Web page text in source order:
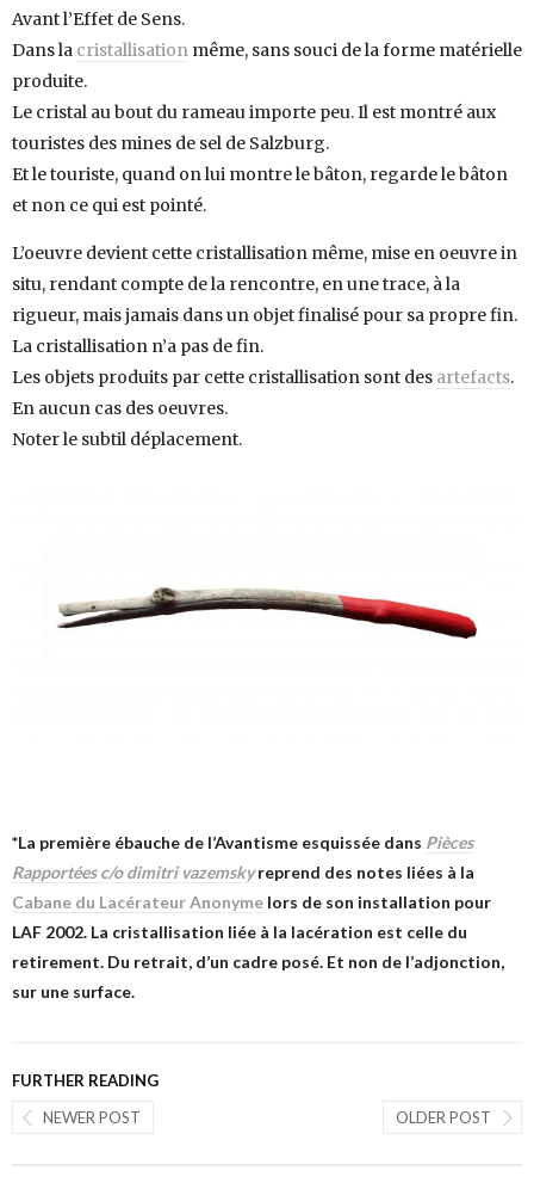
Avant l’Effet de Sens.
Dans la cristallisation même, sans souci de la forme matérielle
produite.
Le cristal au bout du rameau importe peu. Il est montré aux
touristes des mines de sel de Salzburg.
Et le touriste, quand on lui montre le bâton, regarde le bâton
et non ce qui est pointé.
L’oeuvre devient cette cristallisation même, mise en oeuvre in
situ, rendant compte de la rencontre, en une trace, à la
rigueur, mais jamais dans un objet finalisé pour sa propre fin.
La cristallisation n’a pas de fin.
Les objets produits par cette cristallisation sont des artefacts.
En aucun cas des oeuvres.
Noter le subtil déplacement.
*La première ébauche de l’Avantisme esquissée dans Pièces
Rapportées c/o dimitri vazemsky reprend des notes liées à la
Cabane du Lacérateur Anonyme lors de son installation pour
LAF 2002. La cristallisation liée à la lacération est celle du
retirement. Du retrait, d’un cadre posé. Et non de l’adjonction,
sur une surface.
FURTHER READING
OLDER POST
NEWER POST